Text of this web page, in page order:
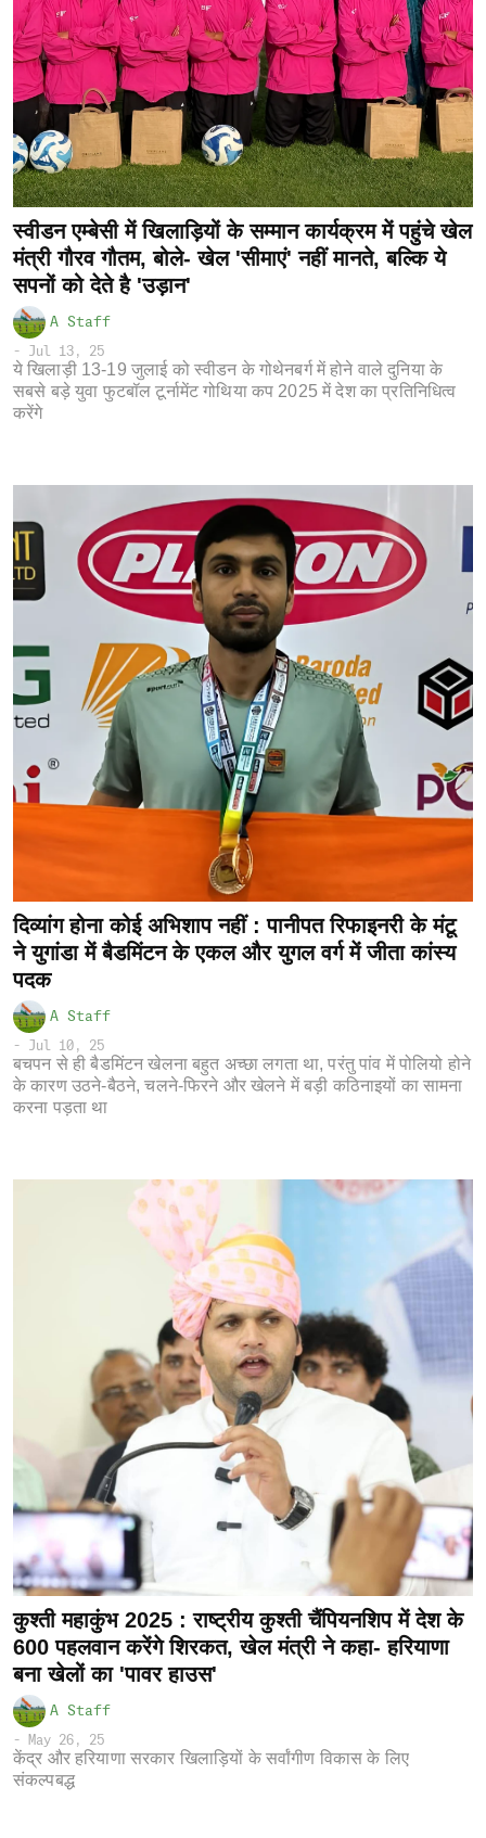
स्वीडन एम्बेसी में खिलाड़ियों के सम्मान कार्यक्रम में पहुंचे खेल
मंत्री गौरव गौतम, बोले- खेल 'सीमाएं' नहीं मानते, बल्कि ये
सपनों को देते है 'उड़ान'
A Staff
- Jul 13, 25
ये खिलाड़ी 13-19 जुलाई को स्वीडन के गोथेनबर्ग में होने वाले दुनिया के
सबसे बड़े युवा फुटबॉल टूर्नामेंट गोथिया कप 2025 में देश का प्रतिनिधित्व
करेंगे
दिव्यांग होना कोई अभिशाप नहीं : पानीपत रिफाइनरी के मंटू
ने युगांडा में बैडमिंटन के एकल और युगल वर्ग में जीता कांस्य
पदक
A Staff
- Jul 10, 25
बचपन से ही बैडमिंटन खेलना बहुत अच्छा लगता था, परंतु पांव में पोलियो होने
के कारण उठने-बैठने, चलने-फिरने और खेलने में बड़ी कठिनाइयों का सामना
करना पड़ता था
कुश्ती महाकुंभ 2025 : राष्ट्रीय कुश्ती चैंपियनशिप में देश के
600 पहलवान करेंगे शिरकत, खेल मंत्री ने कहा- हरियाणा
बना खेलों का 'पावर हाउस'
A Staff
- May 26, 25
केंद्र और हरियाणा सरकार खिलाड़ियों के सर्वांगीण विकास के लिए
संकल्पबद्ध